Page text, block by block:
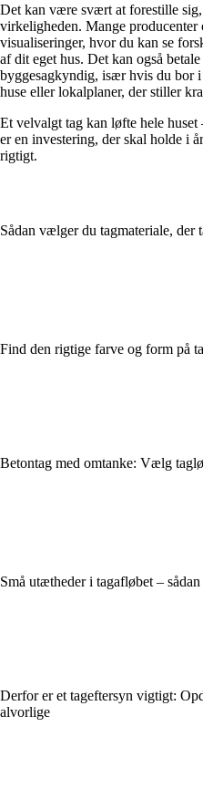
Det kan være svært at forestille
virkeligheden. Mange
visualiseringer, hvor du kan se
af dit eget hus. Det kan også
byggesagkyndig, især hvis du bor
huse eller lokalplaner, der stiller
Et velvalgt tag kan løfte hele
er en investering, der skal holde i
rigtigt.
Sådan vælger du tagmateriale, der
Find den rigtige farve og form på
Betontag med omtanke: Vælg
Små utætheder i tagafløbet –
Derfor er et tageftersyn vigtigt:
alvorlige